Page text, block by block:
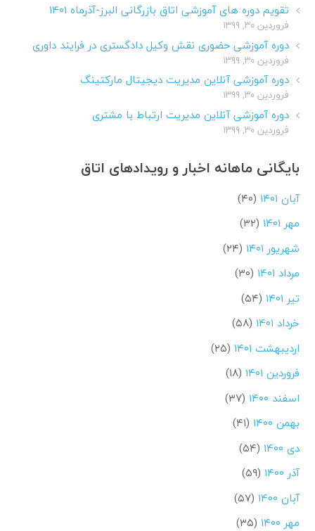
تقویم دوره های آموزشی اتاق بازرگانی البرز-آذرماه ۱۴۰۱
فروردین ۳۰, ۱۳۹۹
دوره آموزشی حضوری نقش وکیل دادگستری در فرایند داوری
فروردین ۳۰, ۱۳۹۹
دوره آموزشی آنلاین مدیریت دیجیتال مارکتینگ
فروردین ۳۰, ۱۳۹۹
دوره آموزشی آنلاین مدیریت ارتباط با مشتری
فروردین ۳۰, ۱۳۹۹
بایگانی ماهانه اخبار و رویدادهای اتاق
آبان ۱۴۰۱
(۴۰)
مهر ۱۴۰۱
(۳۲)
شهریور ۱۴۰۱
(۲۴)
مرداد ۱۴۰۱
(۳۰)
تیر ۱۴۰۱
(۵۴)
خرداد ۱۴۰۱
(۵۸)
اردیبهشت ۱۴۰۱
(۲۵)
فروردین ۱۴۰۱
(۱۸)
اسفند ۱۴۰۰
(۳۷)
بهمن ۱۴۰۰
(۴۱)
دی ۱۴۰۰
(۵۴)
آذر ۱۴۰۰
(۵۹)
آبان ۱۴۰۰
(۵۷)
مهر ۱۴۰۰
(۳۵)